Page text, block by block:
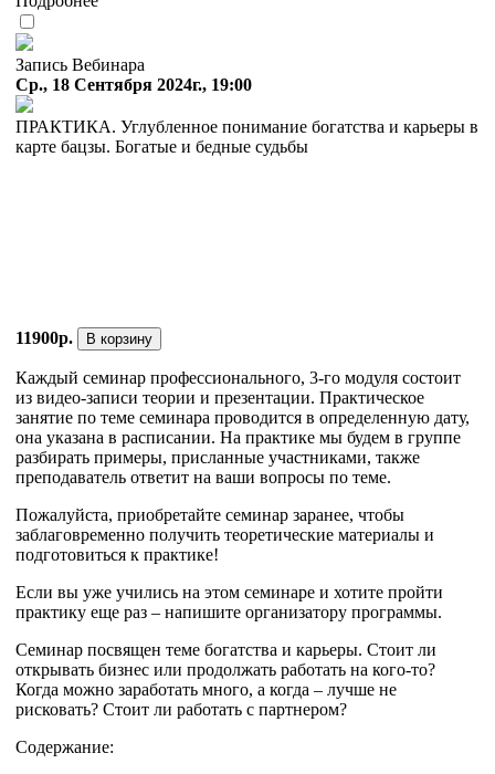
Запись Вебинара
Ср., 18 Сентября 2024г., 19:00
ПРАКТИКА. Углубленное понимание богатства и карьеры в
карте бацзы. Богатые и бедные судьбы
11900р. В корзину
Каждый семинар профессионального, 3-го модуля состоит
из видео-записи теории и презентации. Практическое
занятие по теме семинара проводится в определенную дату,
она указана в расписании. На практике мы будем в группе
разбирать примеры, присланные участниками, также
преподаватель ответит на ваши вопросы по теме.
Пожалуйста, приобретайте семинар заранее, чтобы
заблаговременно получить теоретические материалы и
подготовиться к практике!
Если вы уже учились на этом семинаре и хотите пройти
практику еще раз – напишите организатору программы.
Семинар посвящен теме богатства и карьеры. Стоит ли
открывать бизнес или продолжать работать на кого-то?
Когда можно заработать много, а когда – лучше не
рисковать? Стоит ли работать с партнером?
Содержание: